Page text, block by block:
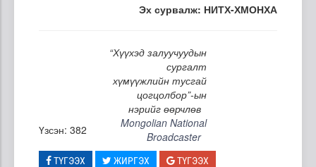
Эх сурвалж: НИТХ-ХМОНХА
“Хүүхэд залуучуудын
сургалт
хүмүүжлийн тусгай
цогцолбор”-ын
нэрийг өөрчлөв
Үзсэн: 382
Mongolian National
Broadcaster
ТҮГЭЭХ ЖИРГЭХ ТҮГЭЭХ